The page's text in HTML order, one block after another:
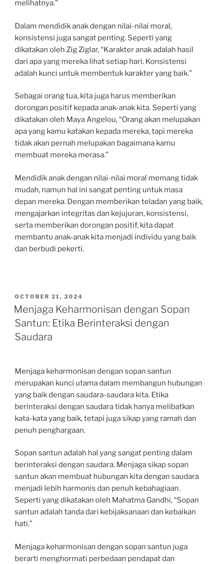
melihatnya.”
Dalam mendidik anak dengan nilai-nilai moral,
konsistensi juga sangat penting. Seperti yang
dikatakan oleh Zig Ziglar, “Karakter anak adalah hasil
dari apa yang mereka lihat setiap hari. Konsistensi
adalah kunci untuk membentuk karakter yang baik.”
Sebagai orang tua, kita juga harus memberikan
dorongan positif kepada anak-anak kita. Seperti yang
dikatakan oleh Maya Angelou, “Orang akan melupakan
apa yang kamu katakan kepada mereka, tapi mereka
tidak akan pernah melupakan bagaimana kamu
membuat mereka merasa.”
Mendidik anak dengan nilai-nilai moral memang tidak
mudah, namun hal ini sangat penting untuk masa
depan mereka. Dengan memberikan teladan yang baik,
mengajarkan integritas dan kejujuran, konsistensi,
serta memberikan dorongan positif, kita dapat
membantu anak-anak kita menjadi individu yang baik
dan berbudi pekerti.
POSTED
ON
OCTOBER 21, 2024
Menjaga Keharmonisan dengan Sopan
Santun: Etika Berinteraksi dengan
Saudara
Menjaga keharmonisan dengan sopan santun
merupakan kunci utama dalam membangun hubungan
yang baik dengan saudara-saudara kita. Etika
berinteraksi dengan saudara tidak hanya melibatkan
kata-kata yang baik, tetapi juga sikap yang ramah dan
penuh penghargaan.
Sopan santun adalah hal yang sangat penting dalam
berinteraksi dengan saudara. Menjaga sikap sopan
santun akan membuat hubungan kita dengan saudara
menjadi lebih harmonis dan penuh kebahagiaan.
Seperti yang dikatakan oleh Mahatma Gandhi, “Sopan
santun adalah tanda dari kebijaksanaan dan kebaikan
hati.”
Menjaga keharmonisan dengan sopan santun juga
berarti menghormati perbedaan pendapat dan